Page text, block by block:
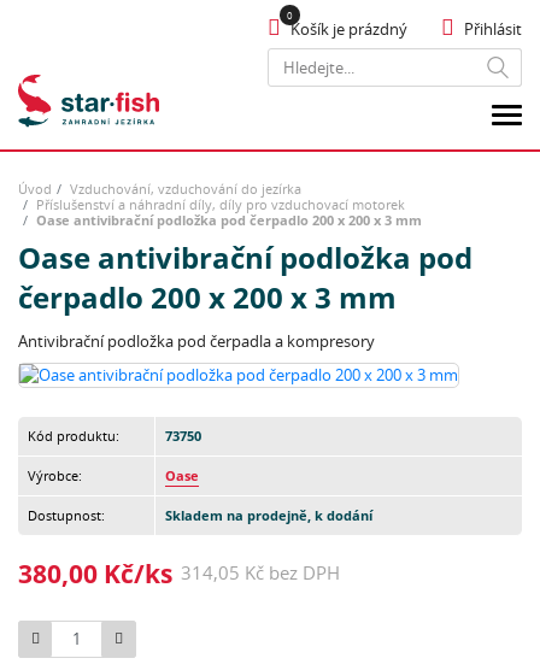
Hledat
Přihlásit
Košík je prázdný
Úvod
Vzduchování, vzduchování do jezírka
Příslušenství a náhradní díly, díly pro vzduchovací motorek
Oase antivibrační podložka pod čerpadlo 200 x 200 x 3 mm
Oase antivibrační podložka pod
čerpadlo 200 x 200 x 3 mm
Antivibrační podložka pod čerpadla a kompresory
Kód produktu: 73750
Výrobce: Oase
Dostupnost: Skladem na prodejně, k dodání
380,00 Kč/ks 314,05 Kč bez DPH
Počet